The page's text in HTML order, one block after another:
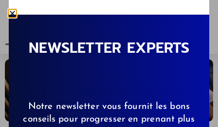
NEWSLETTER EXPERTS
Notre newsletter vous fournit les bons
conseils pour progresser en prenant plus